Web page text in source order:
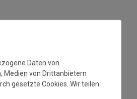
Daten von
Medien von Drittanbietern
gesetzte Cookies. Wir teilen